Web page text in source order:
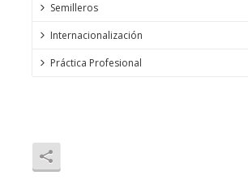
Semilleros
Internacionalización
Práctica Profesional